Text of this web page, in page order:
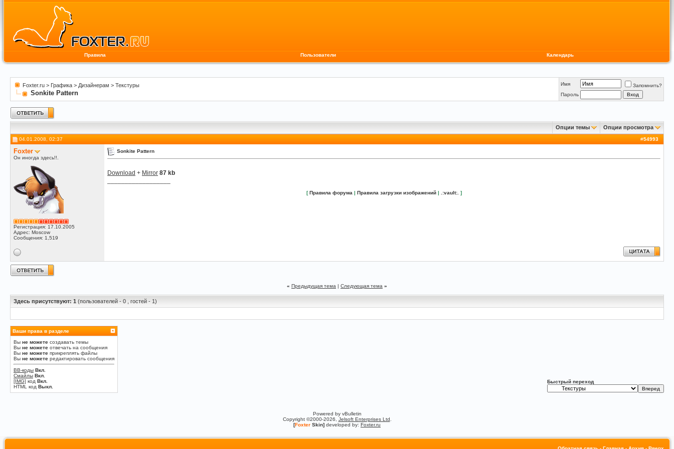
Правила Пользователи Календарь
Foxter.ru > Графика > Дизайнерам > Текстуры
Sonkite Pattern
Имя
Запомнить?
Пароль
Опции темы Опции просмотра
04.01.2008, 02:37 #54993
Foxter
Он иногда здесь!!.
Регистрация: 17.10.2005
Адрес: Moscow
Сообщения: 1,519
Sonkite Pattern
Download + Mirror 87 kb
[Правила форума | Правила загрузки изображений | .:vault:. ]
« Предыдущая тема | Следующая тема »
Здесь присутствуют: 1 (пользователей - 0 , гостей - 1)
Ваши права в разделе
Вы не можете создавать темы
Вы не можете отвечать на сообщения
Вы не можете прикреплять файлы
Вы не можете редактировать сообщения
BB-коды Вкл.
Смайлы Вкл.
[IMG] код Вкл.
HTML код Выкл.
Быстрый переход
Powered by vBulletin
Copyright ©2000-2026, Jelsoft Enterprises Ltd
[Foxter Skin] developed by: Foxter.ru